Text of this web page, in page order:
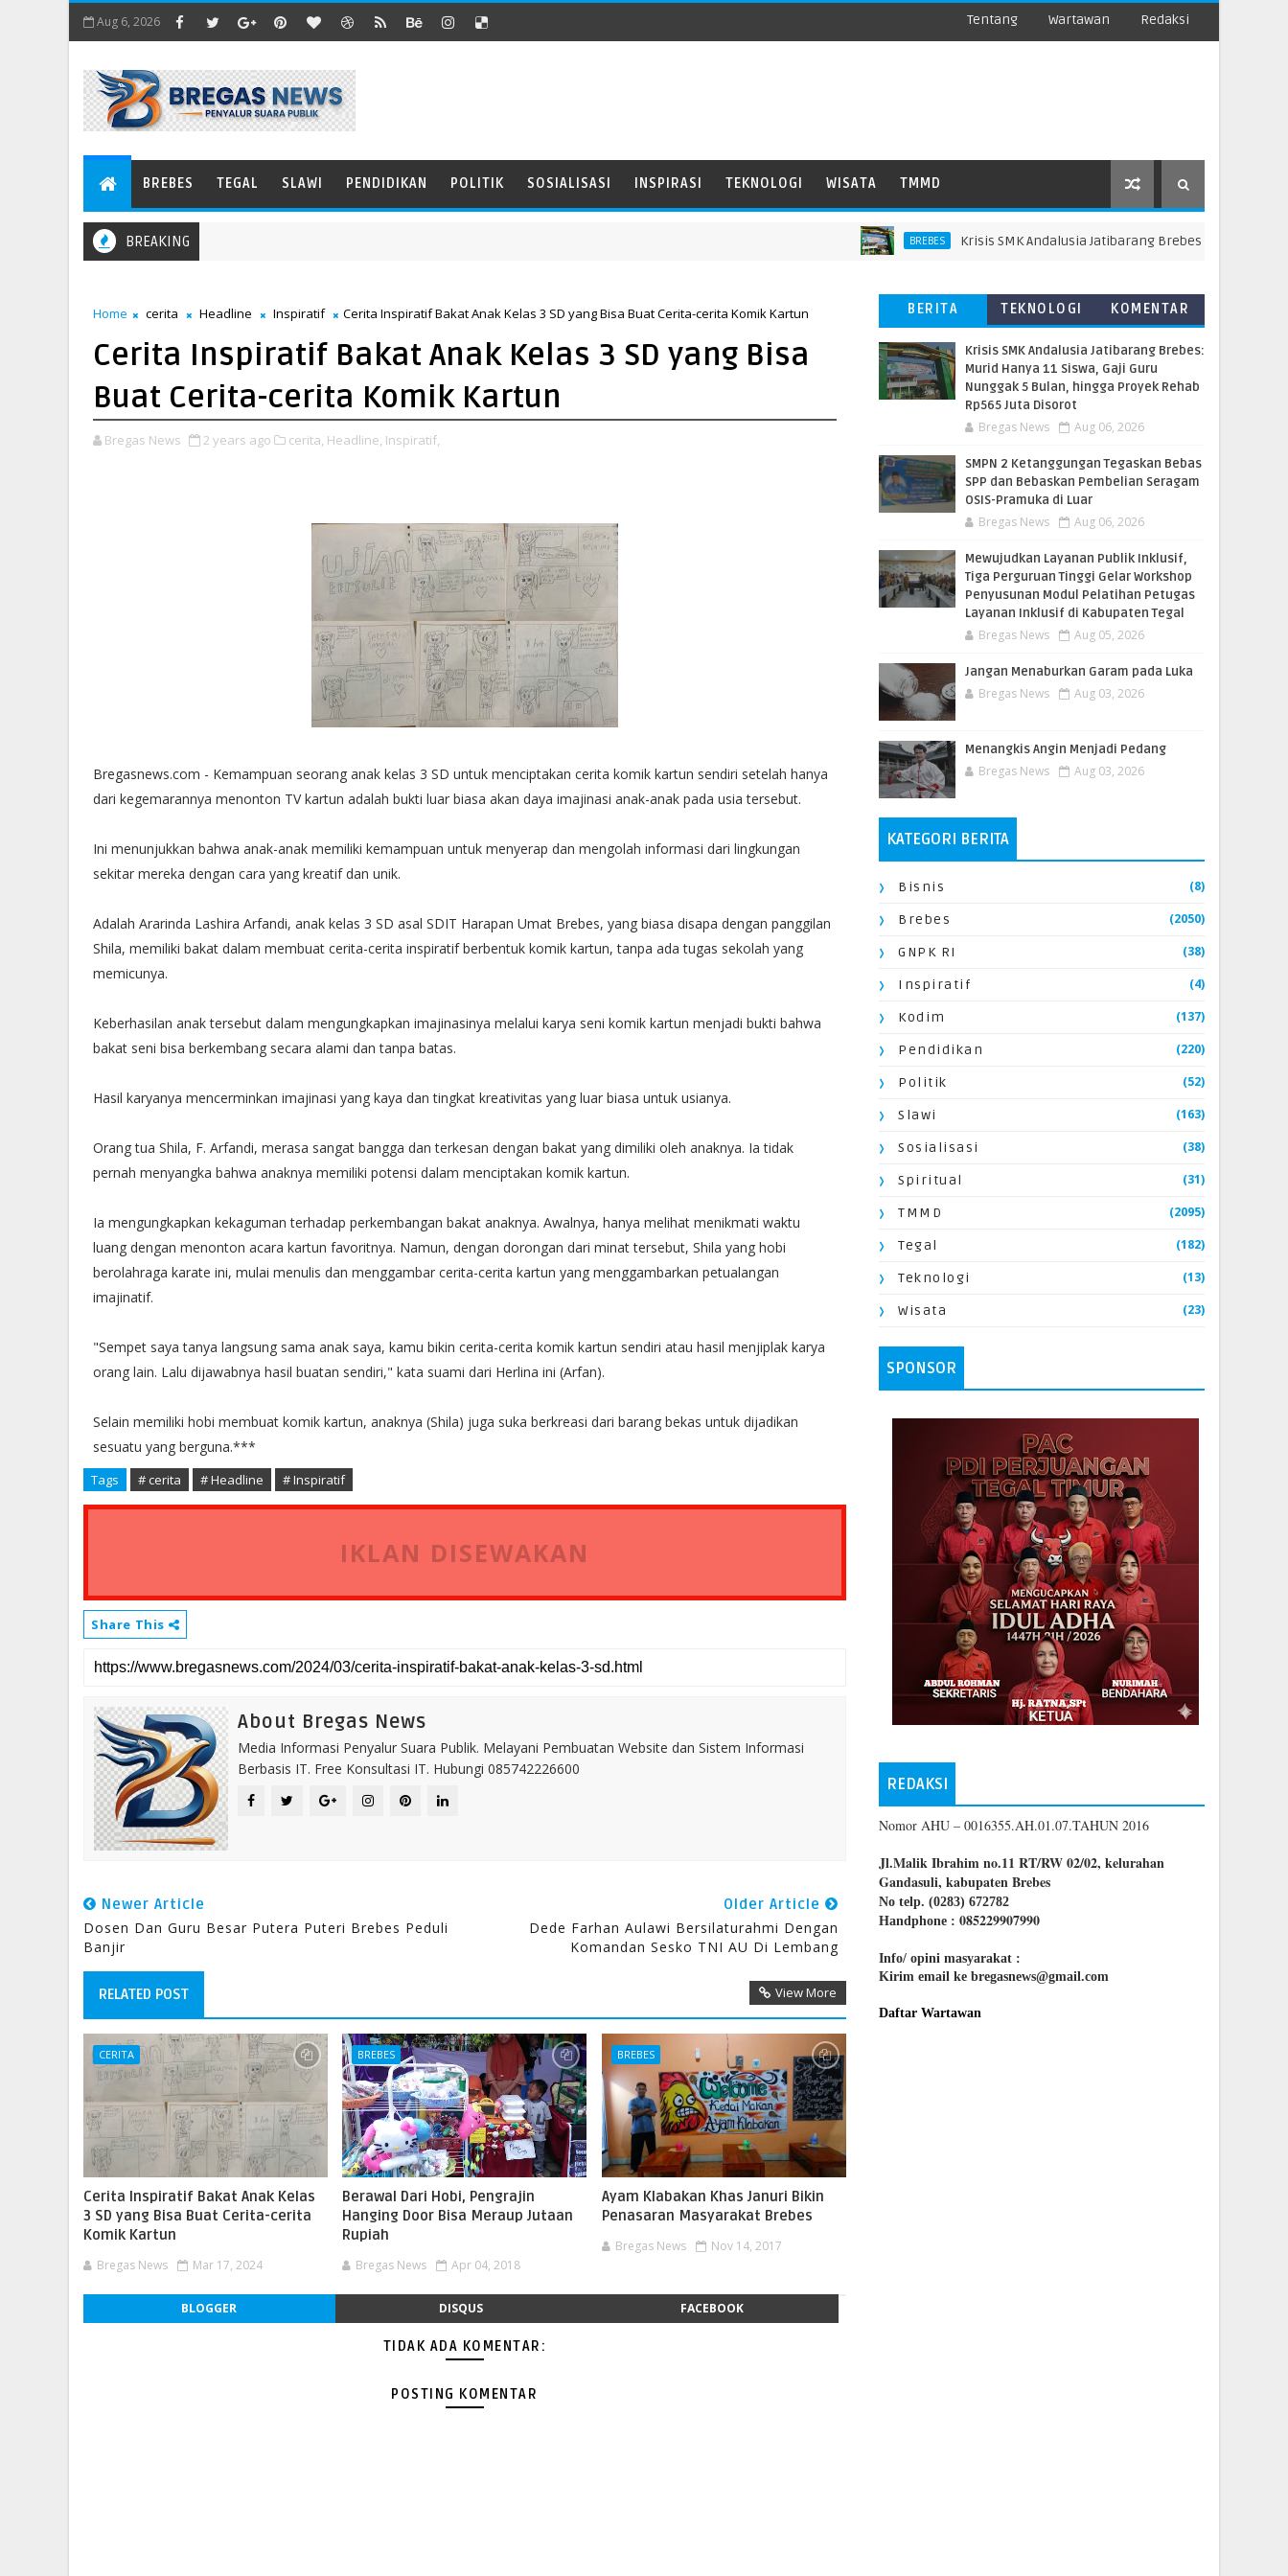
Aug 6, 2026 Tentang Wartawan Redaksi
BREBES TEGAL SLAWI PENDIDIKAN POLITIK SOSIALISASI INSPIRASI TEKNOLOGI WISATA TMMD
BREAKING BREBES Krisis SMK Andalusia Jatibarang Brebes: Murid Hanya 11
Home cerita Headline Inspiratif Cerita Inspiratif Bakat Anak Kelas 3 SD yang Bisa Buat Cerita-cerita Komik Kartun
Cerita Inspiratif Bakat Anak Kelas 3 SD yang Bisa
Buat Cerita-cerita Komik Kartun
Bregas News 2 years ago cerita, Headline, Inspiratif,
Bregasnews.com - Kemampuan seorang anak kelas 3 SD untuk menciptakan cerita komik kartun sendiri setelah hanya
dari kegemarannya menonton TV kartun adalah bukti luar biasa akan daya imajinasi anak-anak pada usia tersebut.
Ini menunjukkan bahwa anak-anak memiliki kemampuan untuk menyerap dan mengolah informasi dari lingkungan
sekitar mereka dengan cara yang kreatif dan unik.
Adalah Ararinda Lashira Arfandi, anak kelas 3 SD asal SDIT Harapan Umat Brebes, yang biasa disapa dengan panggilan
Shila, memiliki bakat dalam membuat cerita-cerita inspiratif berbentuk komik kartun, tanpa ada tugas sekolah yang
memicunya.
Keberhasilan anak tersebut dalam mengungkapkan imajinasinya melalui karya seni komik kartun menjadi bukti bahwa
bakat seni bisa berkembang secara alami dan tanpa batas.
Hasil karyanya mencerminkan imajinasi yang kaya dan tingkat kreativitas yang luar biasa untuk usianya.
Orang tua Shila, F. Arfandi, merasa sangat bangga dan terkesan dengan bakat yang dimiliki oleh anaknya. Ia tidak
pernah menyangka bahwa anaknya memiliki potensi dalam menciptakan komik kartun.
Ia mengungkapkan kekaguman terhadap perkembangan bakat anaknya. Awalnya, hanya melihat menikmati waktu
luang dengan menonton acara kartun favoritnya. Namun, dengan dorongan dari minat tersebut, Shila yang hobi
berolahraga karate ini, mulai menulis dan menggambar cerita-cerita kartun yang menggambarkan petualangan
imajinatif.
"Sempet saya tanya langsung sama anak saya, kamu bikin cerita-cerita komik kartun sendiri atau hasil menjiplak karya
orang lain. Lalu dijawabnya hasil buatan sendiri," kata suami dari Herlina ini (Arfan).
Selain memiliki hobi membuat komik kartun, anaknya (Shila) juga suka berkreasi dari barang bekas untuk dijadikan
sesuatu yang berguna.***
Tags # cerita # Headline # Inspiratif
IKLAN DISEWAKAN
Share This
About Bregas News
Media Informasi Penyalur Suara Publik. Melayani Pembuatan Website dan Sistem Informasi
Berbasis IT. Free Konsultasi IT. Hubungi 085742226600
Newer Article
Dosen Dan Guru Besar Putera Puteri Brebes Peduli
Banjir
Older Article
Dede Farhan Aulawi Bersilaturahmi Dengan
Komandan Sesko TNI AU Di Lembang
RELATED POST View More
CERITA
Cerita Inspiratif Bakat Anak Kelas
3 SD yang Bisa Buat Cerita-cerita
Komik Kartun
Bregas News Mar 17, 2024
BREBES
Berawal Dari Hobi, Pengrajin
Hanging Door Bisa Meraup Jutaan
Rupiah
Bregas News Apr 04, 2018
BREBES
Ayam Klabakan Khas Januri Bikin
Penasaran Masyarakat Brebes
Bregas News Nov 14, 2017
BLOGGER DISQUS FACEBOOK
TIDAK ADA KOMENTAR:
POSTING KOMENTAR
BERITA
TERBARU
TEKNOLOGI
KOMENTAR
Krisis SMK Andalusia Jatibarang Brebes:
Murid Hanya 11 Siswa, Gaji Guru
Nunggak 5 Bulan, hingga Proyek Rehab
Rp565 Juta Disorot
Bregas News Aug 06, 2026
SMPN 2 Ketanggungan Tegaskan Bebas
SPP dan Bebaskan Pembelian Seragam
OSIS-Pramuka di Luar
Bregas News Aug 06, 2026
​Mewujudkan Layanan Publik Inklusif,
Tiga Perguruan Tinggi Gelar Workshop
Penyusunan Modul Pelatihan Petugas
Layanan Inklusif di Kabupaten Tegal
Bregas News Aug 05, 2026
Jangan Menaburkan Garam pada Luka
Bregas News Aug 03, 2026
Menangkis Angin Menjadi Pedang
Bregas News Aug 03, 2026
KATEGORI BERITA
Bisnis (8)
Brebes (2050)
GNPK RI (38)
Inspiratif (4)
Kodim (137)
Pendidikan (220)
Politik (52)
Slawi (163)
Sosialisasi (38)
Spiritual (31)
TMMD (2095)
Tegal (182)
Teknologi (13)
Wisata (23)
SPONSOR
REDAKSI
Nomor AHU – 0016355.AH.01.07.TAHUN 2016
Jl.Malik Ibrahim no.11 RT/RW 02/02, kelurahan
Gandasuli, kabupaten Brebes
No telp. (0283) 672782
Handphone : 085229907990
Info/ opini masyarakat :
Kirim email ke bregasnews@gmail.com
Daftar Wartawan